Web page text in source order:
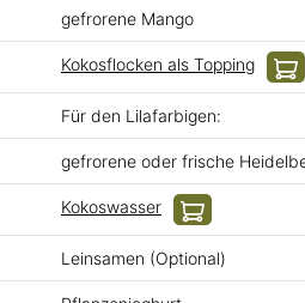
gefrorene Mango
Kokosflocken als Topping
Für den Lilafarbigen:
gefrorene oder frische
Kokoswasser
Leinsamen (Optional)